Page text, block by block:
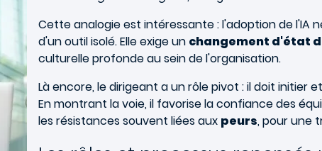
Cette analogie est intéressante : l'adoption de l'IA
d'un outil isolé. Elle exige un changement d'état
culturelle profonde au sein de l'organisation.
Là encore, le dirigeant a un rôle pivot : il doit initier
En montrant la voie, il favorise la confiance des
les résistances souvent liées aux peurs, pour une